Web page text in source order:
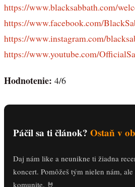
https://www.blacksabbath.com/
https://www.facebook.com/
https://www.instagram.com/
https://www.youtube.com/
Hodnotenie: 4/6
Páčil sa ti článok? Ostaň v
Daj nám like a neunikne ti žiadna
koncert. Pomôžeš tým nielen nám,
komunite. 🤘